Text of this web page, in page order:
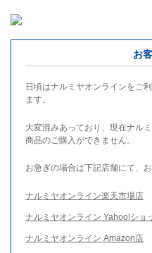
お
日頃はナルミヤオンラインをご
ます。
大変混みあっており、現在ナル
商品のご購入ができません。
お急ぎの場合は下記店舗にて、
ナルミヤオンライン楽天市場店
ナルミヤオンライン Yahoo!ショ
ナルミヤオンライン Amazon店